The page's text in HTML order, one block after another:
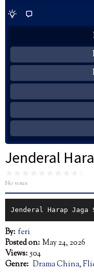
Jenderal
No votes
Jenderal Harap Jaga
By: feri
Posted on: May 24, 2026
Views: 504
Genre: Drama China,